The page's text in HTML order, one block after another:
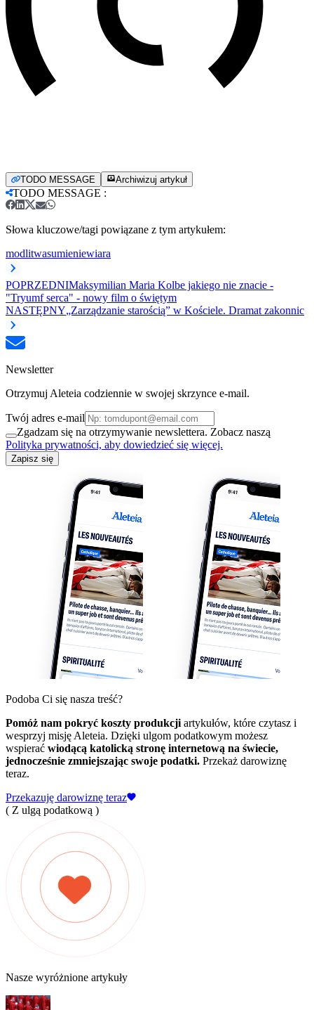
TODO MESSAGE Archiwizuj artykuł
TODO MESSAGE :
Słowa kluczowe/tagi powiązane z tym artykułem:
modlitwasumieniewiara
POPRZEDNIMaksymilian Maria Kolbe jakiego nie znacie -
"Tryumf serca" - nowy film o świętym
NASTĘPNY„Zarządzanie starością” w Kościele. Dramat zakonnic
Newsletter
Otrzymuj Aleteia codziennie w swojej skrzynce e-mail.
Twój adres e-mail
Zgadzam się na otrzymywanie newslettera. Zobacz naszą
Polityka prywatności, aby dowiedzieć się więcej.
Zapisz się
Podoba Ci się nasza treść?
Pomóż nam pokryć koszty produkcji artykułów, które czytasz i
wesprzyj misję Aleteia. Dzięki ulgom podatkowym możesz
wspierać wiodącą katolicką stronę internetową na świecie,
jednocześnie zmniejszając swoje podatki. Przekaż darowiznę
teraz.
Przekazuję darowiznę teraz
( Z ulgą podatkową )
Nasze wyróżnione artykuły